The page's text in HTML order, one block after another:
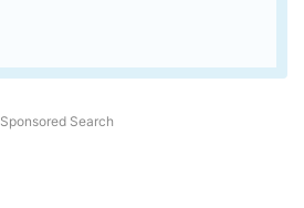
Sponsored Search